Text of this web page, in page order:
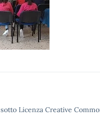
Licenza Creative